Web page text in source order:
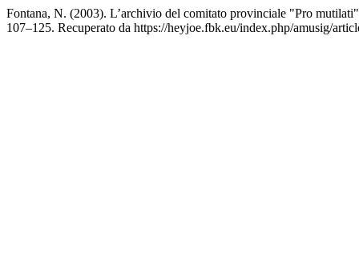
Fontana, N. (2003). L’archivio del comitato provinciale "Pro
107–125. Recuperato da https://heyjoe.fbk.eu/index.php/amusig/